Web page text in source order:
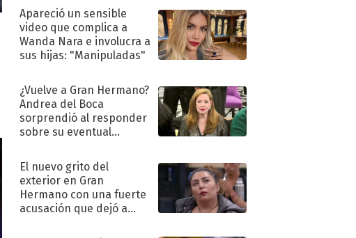
Apareció un sensible
video que complica a
Wanda Nara e involucra a
sus hijas: "Manipuladas"
¿Vuelve a Gran Hermano?
Andrea del Boca
sorprendió al responder
sobre su eventual
El nuevo grito del
exterior en Gran
Hermano con una fuerte
acusación que dejó a